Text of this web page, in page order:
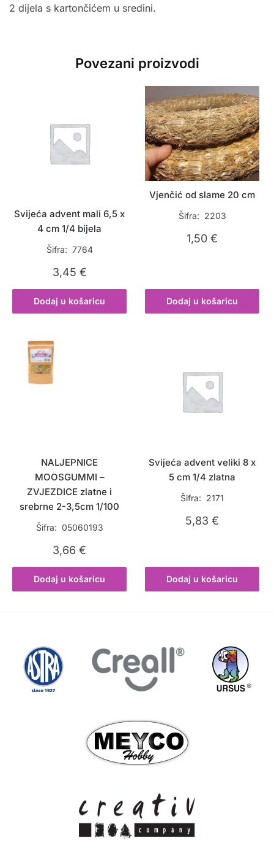
2 dijela s kartončićem u sredini.
Povezani proizvodi
Svijeća advent mali 6,5 x
4 cm 1/4 bijela
Šifra: 7764
3,45 €
Dodaj u košaricu
Vjenčić od slame 20 cm
Šifra: 2203
1,50€
Dodaj u košaricu
NALJEPNICE
MOOSGUMMI –
ZVJEZDICE zlatne i
srebrne 2-3,5cm 1/100
Šifra: 05060193
3,66€
Dodaj u košaricu
Svijeća advent veliki 8 x
5 cm 1/4 zlatna
Šifra: 2171
5,83€
Dodaj u košaricu